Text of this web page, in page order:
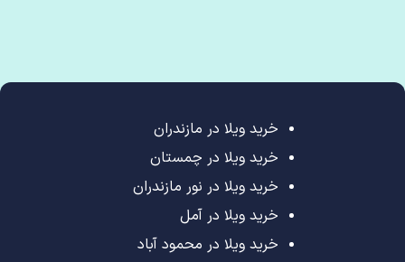
خرید ویلا در مازندران
خرید ویلا در چمستان
خرید ویلا در نور مازندران
خرید ویلا در آمل
خرید ویلا در محمود آباد